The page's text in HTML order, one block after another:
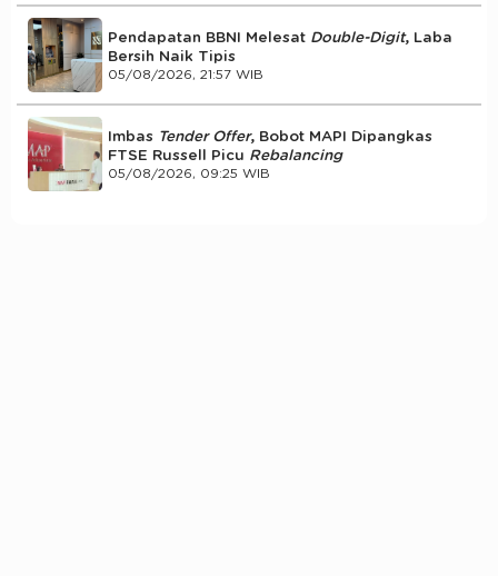
Pendapatan BBNI Melesat Double-Digit, Laba
Bersih Naik Tipis
05/08/2026, 21:57 WIB
Imbas Tender Offer, Bobot MAPI Dipangkas
FTSE Russell Picu Rebalancing
05/08/2026, 09:25 WIB